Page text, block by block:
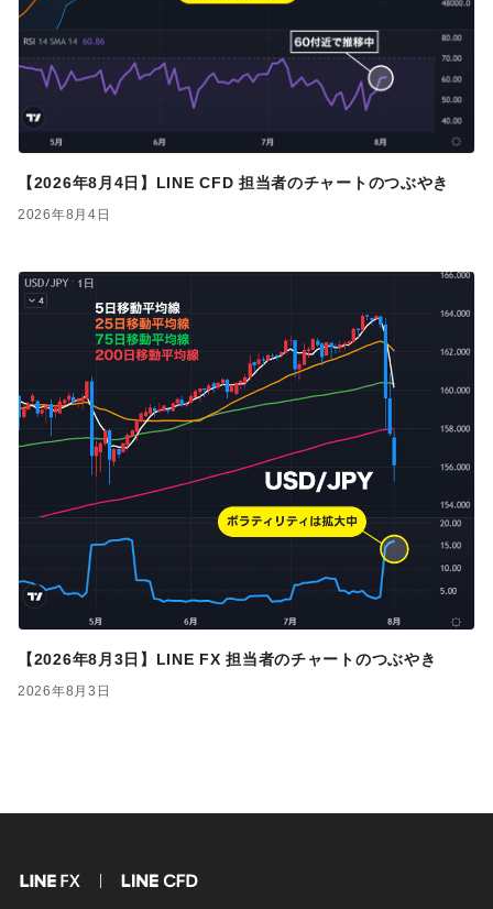
【2026年8月4日】LINE CFD 担当者のチャートのつぶやき
2026年8月4日
【2026年8月3日】LINE FX 担当者のチャートのつぶやき
2026年8月3日